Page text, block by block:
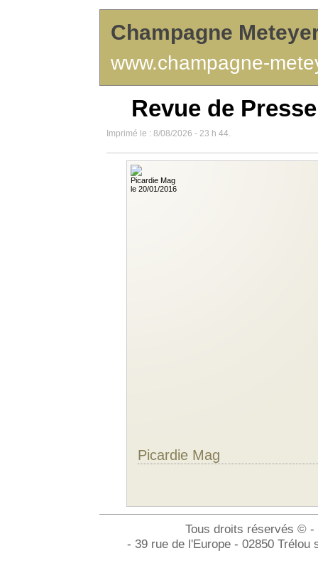
Champagne
www.champagne-
Revue de Presse
Imprimé le : 8/08/2026 - 23 h 44.
Picardie Mag
le 20/01/2016
Picardie Mag
Tous droits réservés © -
- 39 rue de l'Europe - 02850